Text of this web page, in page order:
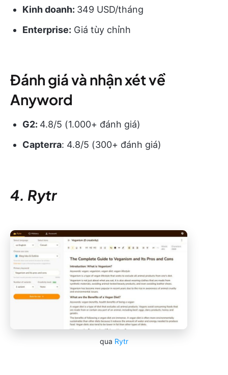
Kinh doanh: 349 USD/tháng
Enterprise: Giá tùy chỉnh
Đánh giá và nhận xét về
Anyword
G2: 4.8/5 (1.000+ đánh giá)
Capterra: 4.8/5 (300+ đánh giá)
4. Rytr
qua Rytr